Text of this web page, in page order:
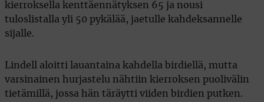
kierroksella kenttäennätyksen 65 ja nousi
tuloslistalla yli 50 pykälää, jaetulle kahdeksannelle
sijalle.
Lindell aloitti lauantaina kahdella birdiellä, mutta
varsinainen hurjastelu nähtiin kierroksen puolivälin
tietämillä, jossa hän täräytti viiden birdien putken.